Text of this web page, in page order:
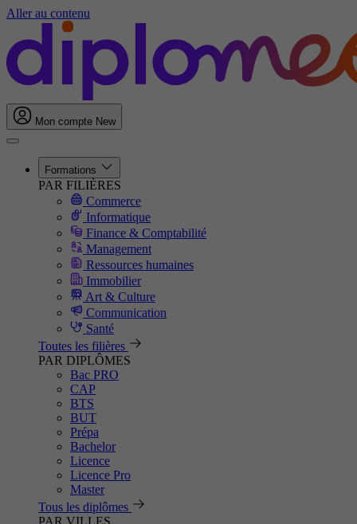
Aller au contenu
Mon compte New
Formations
PAR FILIÈRES
Commerce
Informatique
Finance & Comptabilité
Management
Ressources humaines
Immobilier
Art & Culture
Communication
Santé
Toutes les filières
PAR DIPLÔMES
Bac PRO
CAP
BTS
BUT
Prépa
Bachelor
Licence
Licence Pro
Master
Tous les diplômes
PAR VILLES